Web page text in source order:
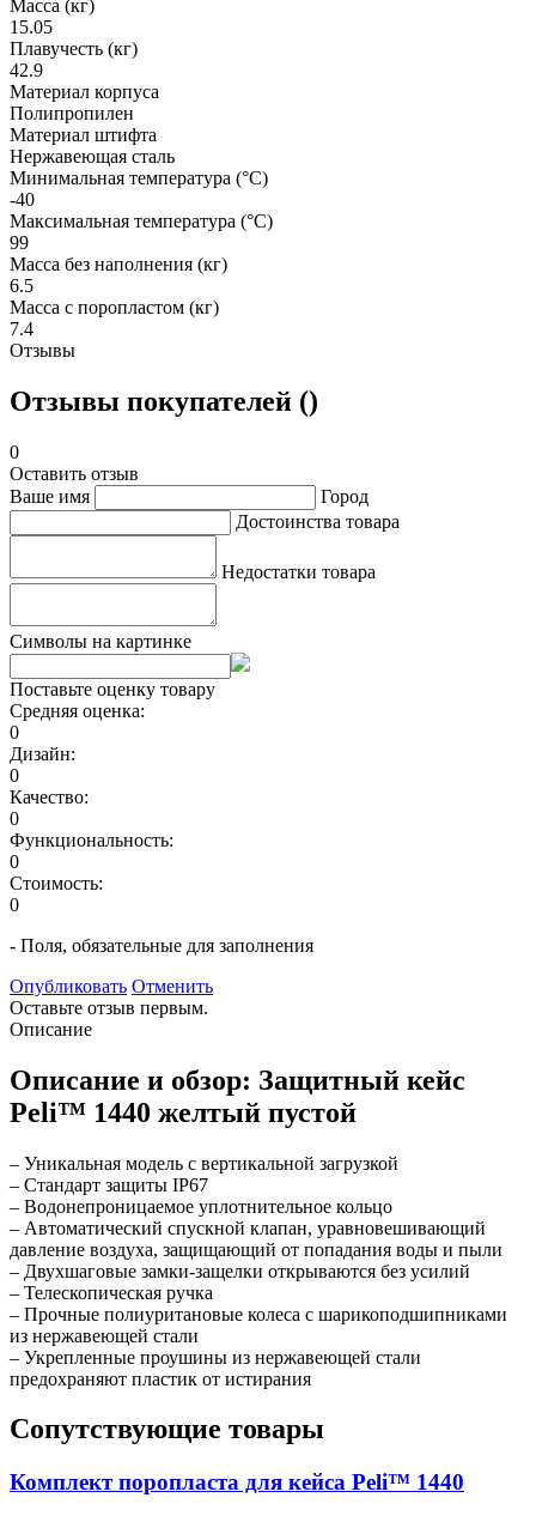
Масса (кг)
15.05
Плавучесть (кг)
42.9
Материал корпуса
Полипропилен
Материал штифта
Нержавеющая сталь
Минимальная температура (°C)
-40
Максимальная температура (°C)
99
Масса без наполнения (кг)
6.5
Масса с поропластом (кг)
7.4
Отзывы
Отзывы покупателей ()
0
Оставить отзыв
Ваше имя
Город
Достоинства товара
Недостатки товара
Символы на картинке
Поставьте оценку товару
Средняя оценка:
0
Дизайн:
0
Качество:
0
Функциональность:
0
Стоимость:
0
- Поля, обязательные для заполнения
Опубликовать Отменить
Оставьте отзыв первым.
Описание
Описание и обзор: Защитный кейс
Peli™ 1440 желтый пустой
– Уникальная модель с вертикальной загрузкой
– Стандарт защиты IP67
– Водонепроницаемое уплотнительное кольцо
– Автоматический спускной клапан, уравновешивающий
давление воздуха, защищающий от попадания воды и пыли
– Двухшаговые замки-защелки открываются без усилий
– Телескопическая ручка
– Прочные полиуритановые колеса с шарикоподшипниками
из нержавеющей стали
– Укрепленные проушины из нержавеющей стали
предохраняют пластик от истирания
Сопутствующие товары
Комплект поропласта для кейса Peli™ 1440